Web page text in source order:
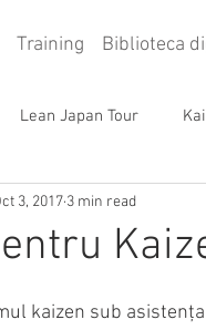
Training Biblioteca
Lean Japan Tour
Poka Yoke (anti-eroare)
3, 2017 3 min read
kaizen sub